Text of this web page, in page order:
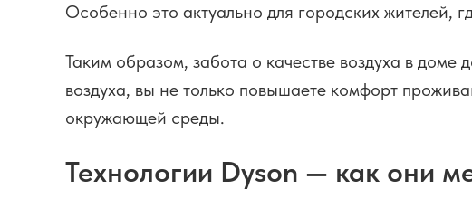
Особенно это актуально для городских жителей,
Таким образом, забота о качестве воздуха в
воздуха, вы не только повышаете комфорт
окружающей среды.
Технологии Dyson — как они